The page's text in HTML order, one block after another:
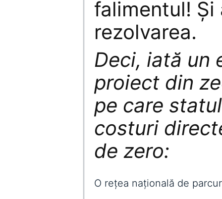
falimentul! Și
rezolvarea.
Deci, iată un
proiect din
pe care
costuri
de zero:
O rețea națională de